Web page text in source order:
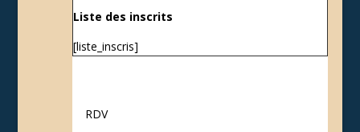
Liste des inscrits
[liste_inscris]
RDV